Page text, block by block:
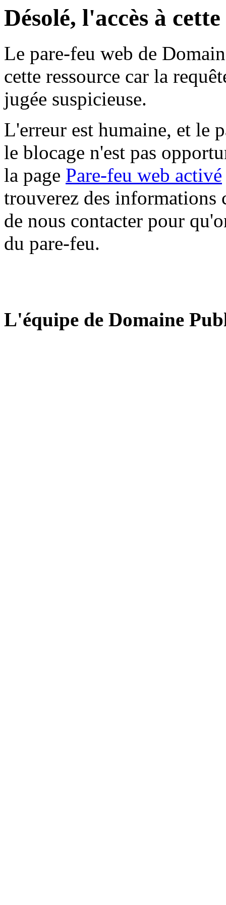
Désolé, l'accès à
Le pare-feu web de
cette ressource car la
jugée suspicieuse.
L'erreur est humaine, et le
le blocage n'est pas
la page Pare-feu web activé
trouverez des informations
de nous contacter pour
du pare-feu.
L'équipe de Domaine